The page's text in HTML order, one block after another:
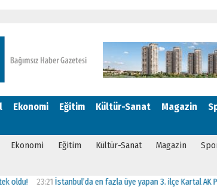
Ekonomi Eğitim Kültür-Sanat Magazin
Ekonomi Eğitim Kültür-Sanat Magazin
23:21İstanbul’da en fazla üye yapan 3. ilçe Kartal AK Parti oldu